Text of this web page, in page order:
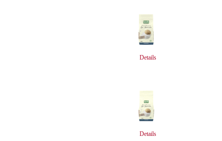
Details
Details